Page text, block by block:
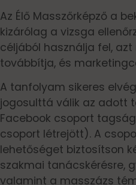
Az Élő Masszőrképző a
kizárólag a vizsga
céljából használja fel,
továbbítja, és
A tanfolyam sikeres
jogosulttá válik az adott
Facebook csoport
csoport létrejött). A
lehetőséget biztosítson
szakmai tanácskérésre,
valamint a masszázs